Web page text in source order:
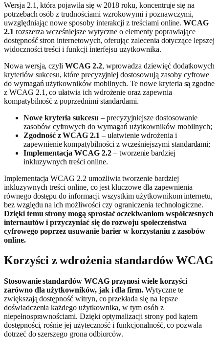
Wersja 2.1, która pojawiła się w 2018 roku, koncentruje się na
potrzebach osób z trudnościami wzrokowymi i poznawczymi,
uwzględniając nowe sposoby interakcji z treściami online.WCAG
2.1 rozszerza wcześniejsze wytyczne o elementy poprawiające
dostępność stron internetowych, oferując zalecenia dotyczące lepszej
widoczności treści i funkcji interfejsu użytkownika.
Nowa wersja, czyliWCAG 2.2, wprowadza dziewięć dodatkowych
kryteriów sukcesu, które precyzyjniej dostosowują zasoby cyfrowe
do wymagań użytkowników mobilnych. Te nowe kryteria są zgodne
z WCAG 2.1, co ułatwia ich wdrożenie oraz zapewnia
kompatybilność z poprzednimi standardami.
Nowe kryteria sukcesu – precyzyjniejsze dostosowanie
zasobów cyfrowych do wymagań użytkowników mobilnych;
Zgodność z WCAG 2.1 – ułatwienie wdrożenia i
zapewnienie kompatybilności z wcześniejszymi standardami;
Implementacja WCAG 2.2– tworzenie bardziej
inkluzywnych treści online.
Implementacja WCAG 2.2 umożliwia tworzenie bardziej
inkluzywnych treści online, co jest kluczowe dla zapewnienia
równego dostępu do informacji wszystkim użytkownikom internetu,
bez względu na ich możliwości czy ograniczenia technologiczne.
Dzięki temu strony mogą sprostać oczekiwaniom współczesnych
internautów i przyczyniać się do rozwoju społeczeństwa
cyfrowego poprzez usuwanie barier w korzystaniu z zasobów
online.
Korzyści z wdrożenia standardów WCAG
Stosowanie standardów WCAG przynosi wiele korzyści
zarówno dla użytkowników, jak i dla firm. Wytyczne te
zwiększają dostępność witryn, co przekłada się na lepsze
doświadczenia każdego użytkownika, w tym osób z
niepełnosprawnościami. Dzięki optymalizacji strony pod kątem
dostępności, rośnie jej użyteczność i funkcjonalność, co pozwala
dotrzeć do szerszego grona odbiorców.